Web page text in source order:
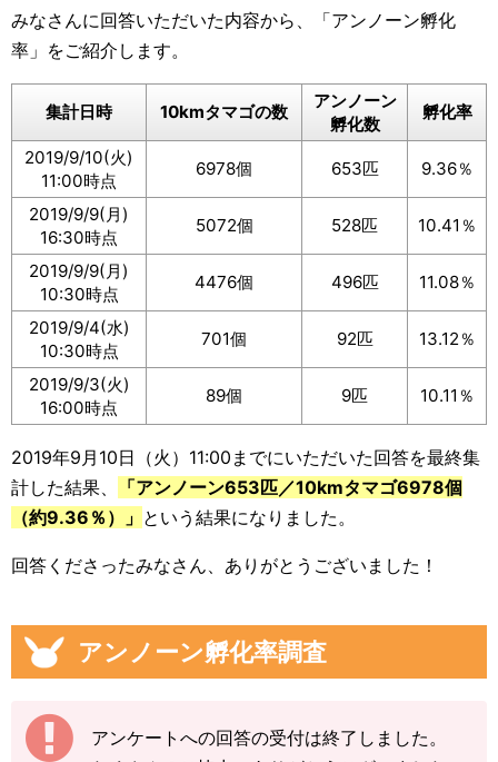
みなさんに回答いただいた内容から、「アンノーン孵化
率」をご紹介します。
集計日時 10kmタマゴの数
アンノーン
孵化数
孵化率
2019/9/10(火)
11:00時点
6978個 653匹 9.36％
2019/9/9(月)
16:30時点
5072個 528匹 10.41％
2019/9/9(月)
10:30時点
4476個 496匹 11.08％
2019/9/4(水)
10:30時点
701個 92匹 13.12％
2019/9/3(火)
16:00時点
89個 9匹 10.11％
2019年9月10日（火）11:00までにいただいた回答を最終集
計した結果、
「アンノーン653匹／10kmタマゴ6978個
（約9.36％）」 という結果になりました。
回答くださったみなさん、ありがとうございました！
アンノーン孵化率調査
アンケートへの回答の受付は終了しました。